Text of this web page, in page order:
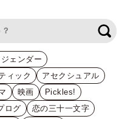
ジェンダー
ィック
アセクシュアル
映画
Pickles!
ログ
恋の三十一文字